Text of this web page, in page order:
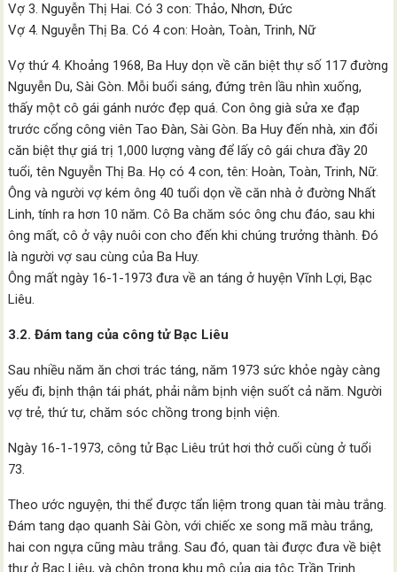
Vợ 3. Nguyễn Thị Hai. Có 3 con: Thảo, Nhơn, Đức
Vợ 4. Nguyễn Thị Ba. Có 4 con: Hoàn, Toàn, Trinh, Nữ
Vợ thứ 4. Khoảng 1968, Ba Huy dọn về căn biệt thự số 117 đường
Nguyễn Du, Sài Gòn. Mỗi buổi sáng, đứng trên lầu nhìn xuống,
thấy một cô gái gánh nước đẹp quá. Con ông già sửa xe đạp
trước cổng công viên Tao Đàn, Sài Gòn. Ba Huy đến nhà, xin đổi
căn biệt thự giá trị 1,000 lượng vàng để lấy cô gái chưa đầy 20
tuổi, tên Nguyễn Thị Ba. Họ có 4 con, tên: Hoàn, Toàn, Trinh, Nữ.
Ông và người vợ kém ông 40 tuổi dọn về căn nhà ở đường Nhất
Linh, tính ra hơn 10 năm. Cô Ba chăm sóc ông chu đáo, sau khi
ông mất, cô ở vậy nuôi con cho đến khi chúng trưởng thành. Đó
là người vợ sau cùng của Ba Huy.
Ông mất ngày 16-1-1973 đưa về an táng ở huyện Vĩnh Lợi, Bạc
Liêu.
3.2. Đám tang của công tử Bạc Liêu
Sau nhiều năm ăn chơi trác táng, năm 1973 sức khỏe ngày càng
yếu đi, bịnh thận tái phát, phải nằm bịnh viện suốt cả năm. Người
vợ trẻ, thứ tư, chăm sóc chồng trong bịnh viện.
Ngày 16-1-1973, công tử Bạc Liêu trút hơi thở cuối cùng ở tuổi
73.
Theo ước nguyện, thi thể được tẩn liệm trong quan tài màu trắng.
Đám tang dạo quanh Sài Gòn, với chiếc xe song mã màu trắng,
hai con ngựa cũng màu trắng. Sau đó, quan tài được đưa về biệt
thự ở Bạc Liêu, và chôn trong khu mộ của gia tộc Trần Trinh.